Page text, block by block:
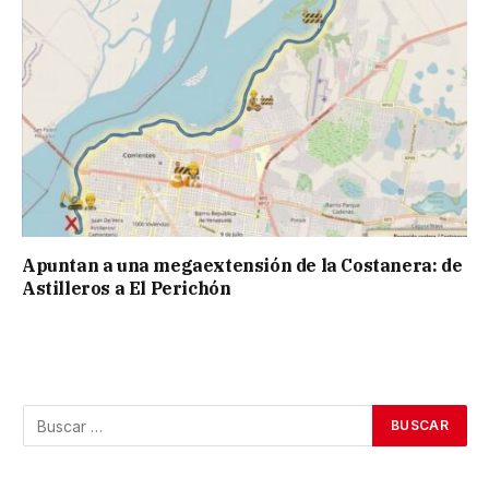
Apuntan a una megaextensión de la Costanera: de
Astilleros a El Perichón